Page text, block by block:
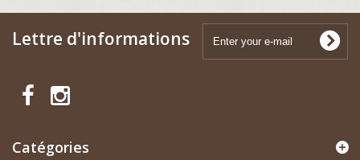
Lettre d'informations
Catégories